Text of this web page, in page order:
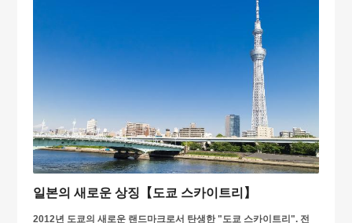
일본의 새로운 상징【도쿄 스카이트리】
2012년 도쿄의 새로운 랜드마크로서 탄생한 "도쿄 스카이트리". 전